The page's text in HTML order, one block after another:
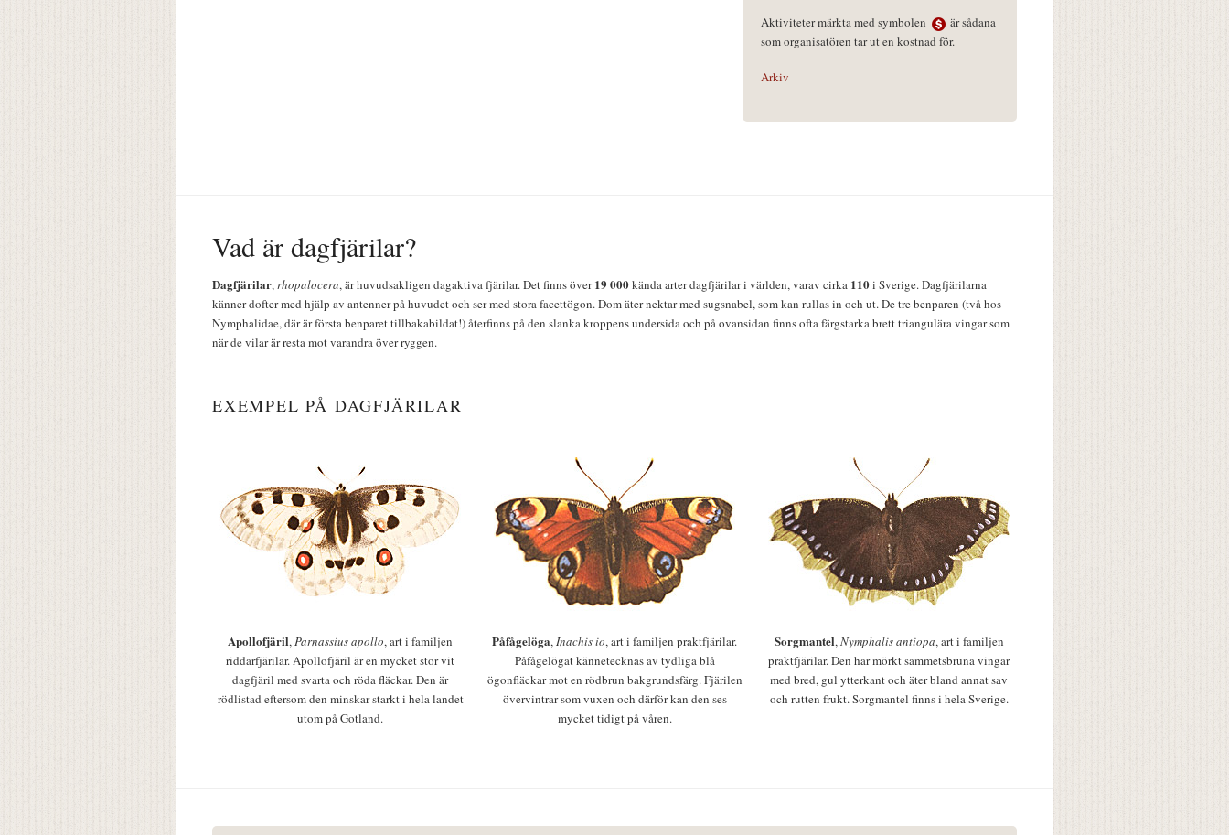
Aktiviteter märkta med symbolen
är sådana
som organisatören tar ut en kostnad för.
Arkiv
Vad är dagfjärilar?
Dagfjärilar,rhopalocera, är huvudsakligen dagaktiva fjärilar. Det finns över19 000kända arter dagfjärilar i världen, varav cirka 110i Sverige. Dagfjärilarna
känner dofter med hjälp av antenner på huvudet och ser med stora facettögon. Dom äter nektar med sugsnabel, som kan rullas in och ut. De tre benparen (två hos
Nymphalidae, där är första benparet tillbakabildat!) återfinns på den slanka kroppens undersida och på ovansidan finns ofta färgstarka brett triangulära vingar som
när de vilar är resta mot varandra över ryggen.
EXEMPEL PÅ DAGFJÄRILAR
Apollofjäril,Parnassius apollo, art i familjen
riddarfjärilar. Apollofjäril är en mycket stor vit
dagfjäril med svarta och röda fläckar. Den är
rödlistad eftersom den minskar starkt i hela landet
utom på Gotland.
Påfågelöga,Inachis io, art i familjen praktfjärilar.
Påfågelögat kännetecknas av tydliga blå
ögonfläckar mot en rödbrun bakgrundsfärg. Fjärilen
övervintrar som vuxen och därför kan den ses
mycket tidigt på våren.
Sorgmantel,Nymphalis antiopa, art i familjen
praktfjärilar. Den har mörkt sammetsbruna vingar
med bred, gul ytterkant och äter bland annat sav
och rutten frukt. Sorgmantel finns i hela Sverige.